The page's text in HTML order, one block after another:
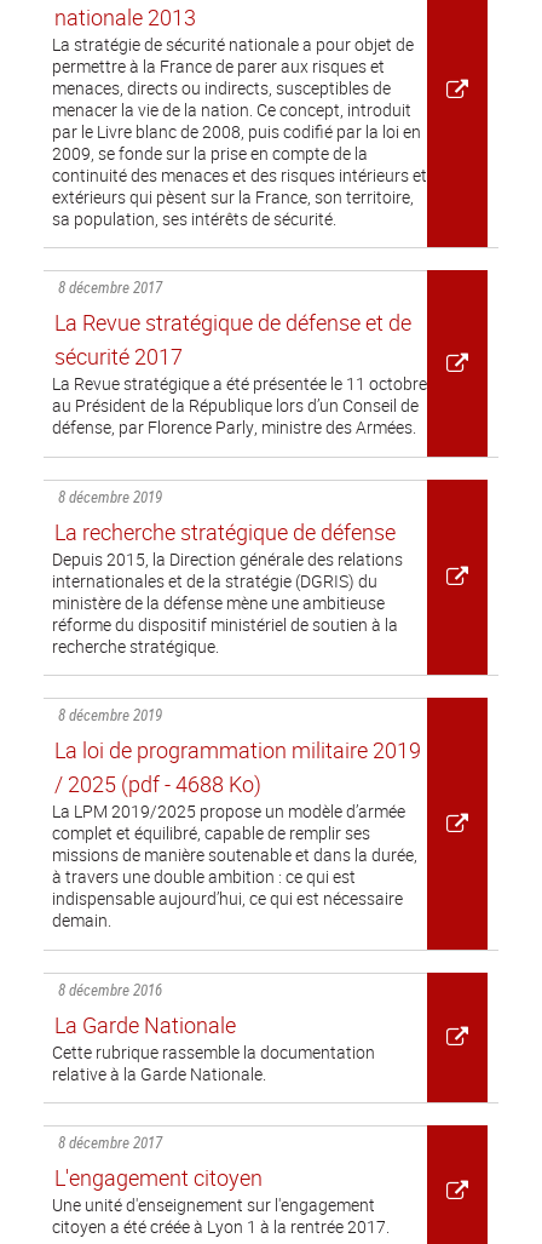
nationale 2013
La stratégie de sécurité nationale a pour objet de
permettre à la France de parer aux risques et
menaces, directs ou indirects, susceptibles de
menacer la vie de la nation. Ce concept, introduit
par le Livre blanc de 2008, puis codifié par la loi en
2009, se fonde sur la prise en compte de la
continuité des menaces et des risques intérieurs et
extérieurs qui pèsent sur la France, son territoire,
sa population, ses intérêts de sécurité.
8 décembre 2017
La Revue stratégique de défense et de
sécurité 2017
La Revue stratégique a été présentée le 11 octobre
au Président de la République lors d’un Conseil de
défense, par Florence Parly, ministre des Armées.
8 décembre 2019
La recherche stratégique de défense
Depuis 2015, la Direction générale des relations
internationales et de la stratégie (DGRIS) du
ministère de la défense mène une ambitieuse
réforme du dispositif ministériel de soutien à la
recherche stratégique.
8 décembre 2019
La loi de programmation militaire 2019
/ 2025 (pdf - 4688 Ko)
La LPM 2019/2025 propose un modèle d’armée
complet et équilibré, capable de remplir ses
missions de manière soutenable et dans la durée,
à travers une double ambition : ce qui est
indispensable aujourd’hui, ce qui est nécessaire
demain.
8 décembre 2016
La Garde Nationale
Cette rubrique rassemble la documentation
relative à la Garde Nationale.
8 décembre 2017
L'engagement citoyen
Une unité d'enseignement sur l'engagement
citoyen a été créée à Lyon 1 à la rentrée 2017.